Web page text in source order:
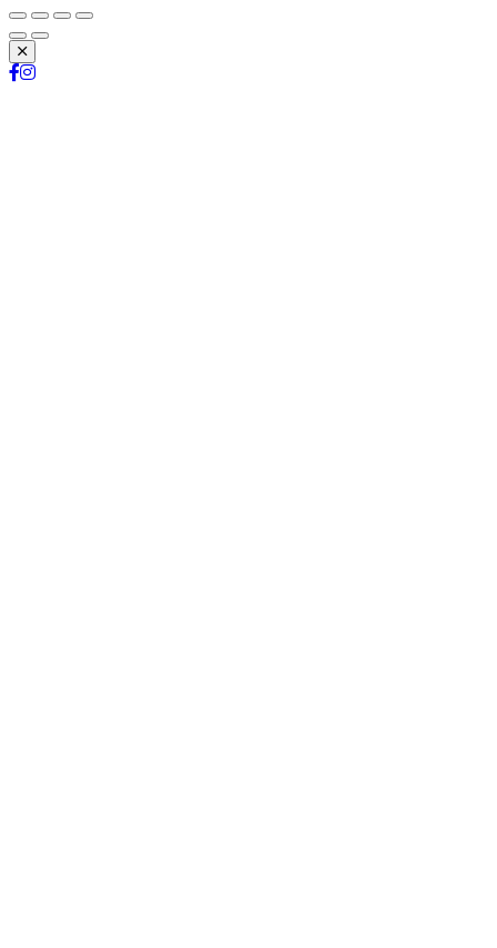
Schließen